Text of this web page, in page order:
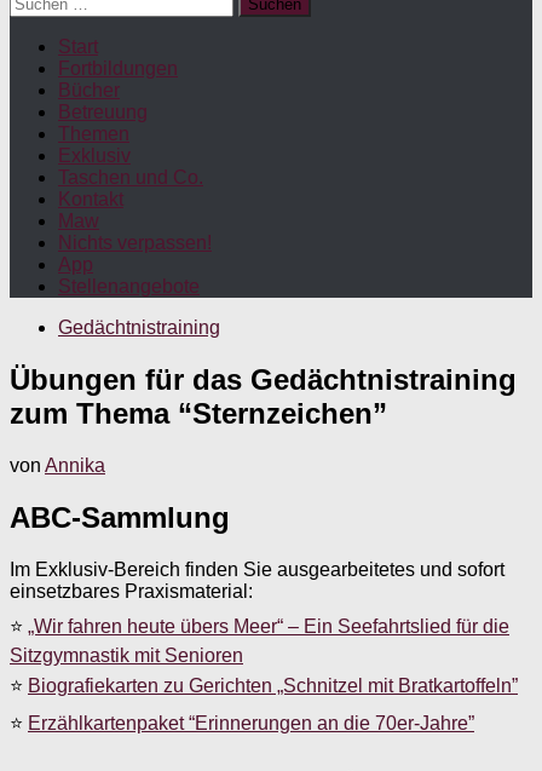
nach:
Start
Fortbildungen
Bücher
Betreuung
Themen
Exklusiv
Taschen und Co.
Kontakt
Maw
Nichts verpassen!
App
Stellenangebote
Gedächtnistraining
Übungen für das Gedächtnistraining
zum Thema “Sternzeichen”
von Annika
ABC-Sammlung
Im Exklusiv-Bereich finden Sie ausgearbeitetes und sofort
einsetzbares Praxismaterial:
⭐ „Wir fahren heute übers Meer“ – Ein Seefahrtslied für die
Sitzgymnastik mit Senioren
⭐ Biografiekarten zu Gerichten „Schnitzel mit Bratkartoffeln”
⭐ Erzählkartenpaket “Erinnerungen an die 70er-Jahre”